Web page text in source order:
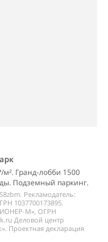
Гранд-лобби 1500
Подземный паркинг.
Рекламодатель:
1037700173895.
М», ОГРН
Деловой центр
Проектная декларация